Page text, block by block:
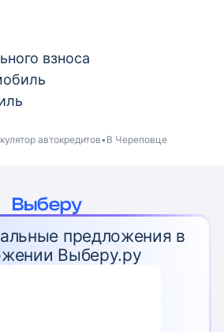
взноса
автокредитов В Череповце
предложения в
Выберу.ру